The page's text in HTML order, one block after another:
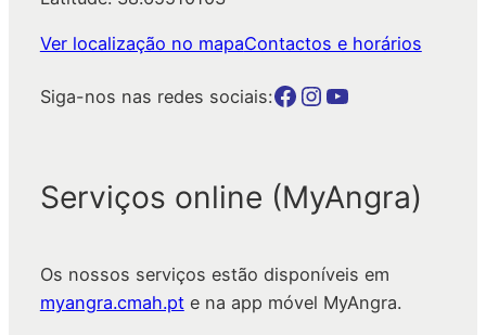
Ver localização no mapaContactos e horários
Siga-nos nas redes sociais:Botão para a página da autarquia no Facebook Botão para a página da autarquia no Instagram Botão para a página da autarquia no Youtube
Serviços online (MyAngra)
Os nossos serviços estão disponíveis em
myangra.cmah.pt e na app móvel MyAngra.